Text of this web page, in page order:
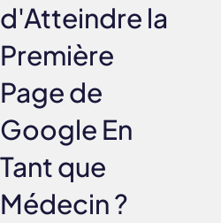
d'Atteindre la
Première
Page de
Google En
Tant que
Médecin ?